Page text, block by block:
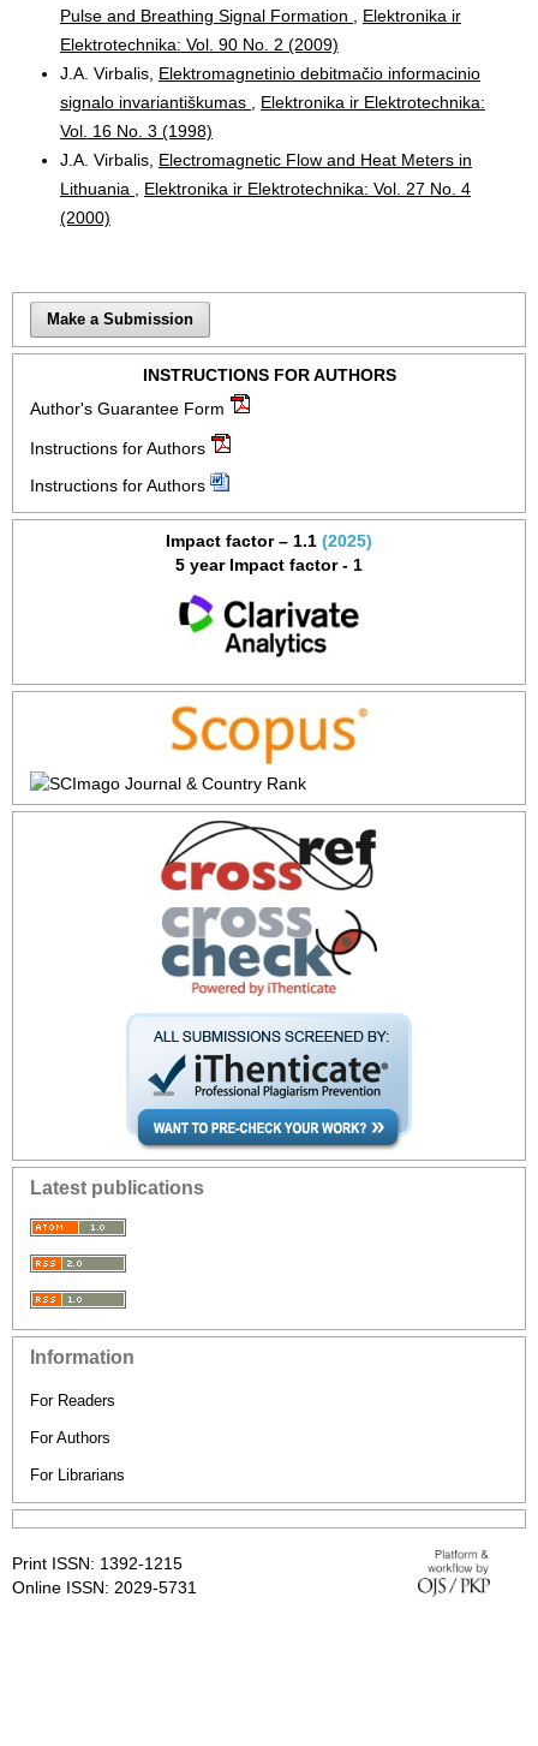
Pulse and Breathing Signal Formation
Elektronika ir
Elektrotechnika: Vol. 90 No. 2 (2009)
J.A. Virbalis, Elektromagnetinio debitmačio informacinio
signalo invariantiškumas
Elektronika ir Elektrotechnika:
Vol. 16 No. 3 (1998)
J.A. Virbalis, Electromagnetic Flow and Heat Meters in
Lithuania
Elektronika ir Elektrotechnika: Vol. 27 No. 4
(2000)
Make a Submission
INSTRUCTIONS FOR AUTHORS
Author's Guarantee Form
Instructions for Authors
Instructions for Authors
Impact factor – 1.1 (2025)
5 year Impact factor - 1
Latest publications
Information
For Readers
For Authors
For Librarians
Print ISSN: 1392-1215
Online ISSN: 2029-5731